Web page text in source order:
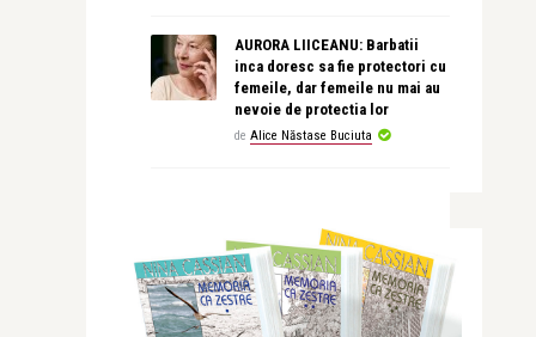
AURORA LIICEANU: Barbatii
inca doresc sa fie protectori cu
femeile, dar femeile nu mai au
nevoie de protectia lor
de Alice Năstase Buciuta